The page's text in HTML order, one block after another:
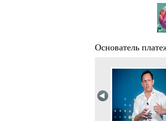
Основатель